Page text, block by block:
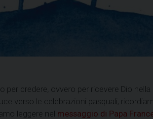
per credere, ovvero per ricevere Dio
verso le celebrazioni pasquali,
leggere nel messaggio di Papa